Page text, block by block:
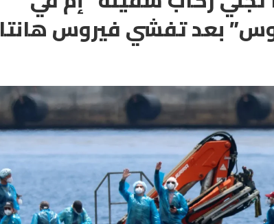
بعد تفشي فيروس هانتا